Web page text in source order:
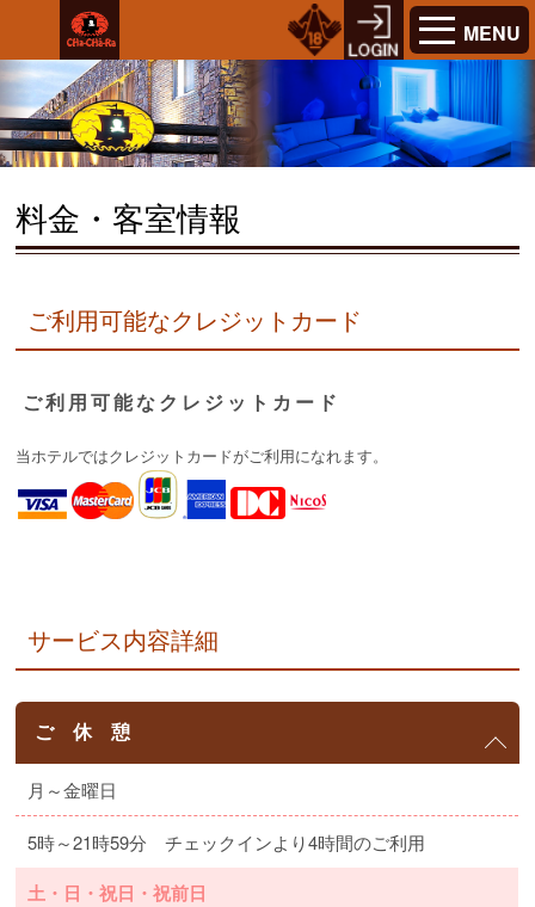
MENU
料金・客室情報
ご利用可能なクレジットカード
ご利用可能なクレジットカード
当ホテルではクレジットカードがご利用になれます。
サービス内容詳細
ご 休 憩
月～金曜日
5時～21時59分 チェックインより4時間のご利用
土・日・祝日・祝前日